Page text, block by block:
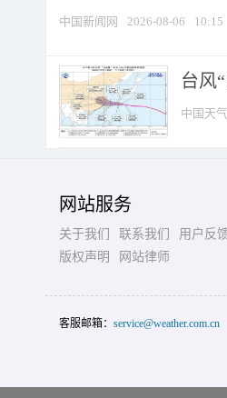
中国新闻网 2026-08-06 10:15
台风
中国天
网站服务
关于我们 联系我们
用户反
版权声明
网站律师
客服邮箱： service@weather.com.cn